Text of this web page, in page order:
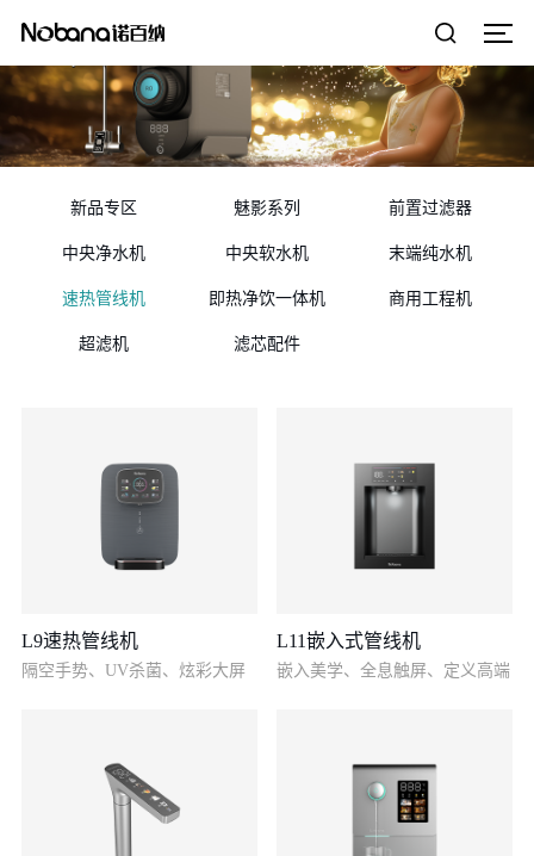
新品专区 魅影系列 前置过滤器
中央净水机 中央软水机 末端纯水机
速热管线机 即热净饮一体机 商用工程机
超滤机 滤芯配件
L9速热管线机
隔空手势、UV杀菌、炫彩大屏
L11嵌入式管线机
嵌入美学、全息触屏、定义高端